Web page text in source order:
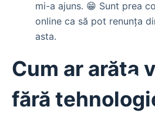
mi-a ajuns. 😁 Sunt prea
online ca să pot renunța
asta.
Cum ar arăta
fără